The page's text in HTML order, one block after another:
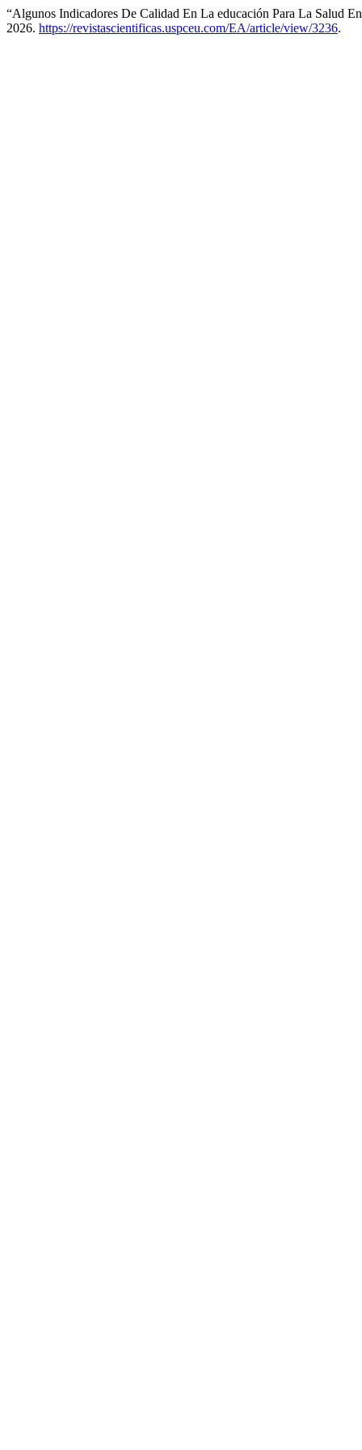
“Algunos Indicadores De Calidad En La educación Para La Salud
2026. https://revistascientificas.uspceu.com/EA/article/view/3236.